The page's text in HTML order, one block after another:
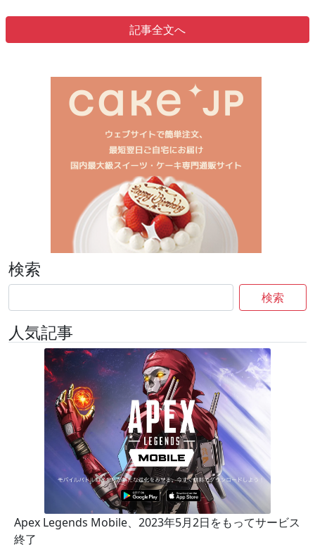
記事全文へ
検索
検索
人気記事
Apex Legends Mobile、2023年5月2日をもってサービス
終了